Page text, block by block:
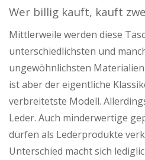
Wer billig kauft, kauft
Mittlerweile werden diese
unterschiedlichsten und
ungewöhnlichsten
ist aber der eigentliche
verbreitetste Modell.
Leder. Auch minderwertige
dürfen als Lederprodukte
Unterschied macht sich